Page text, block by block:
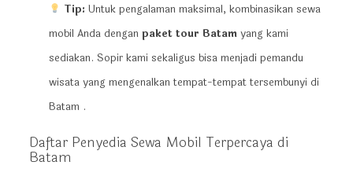
Tip: Untuk pengalaman maksimal, kombinasikan sewa
mobil Anda dengan paket tour Batamyang kami
sediakan. Sopir kami sekaligus bisa menjadi pemandu
wisata yang mengenalkan tempat-tempat tersembunyi di
Batam .
Daftar Penyedia Sewa Mobil Terpercaya di
Batam